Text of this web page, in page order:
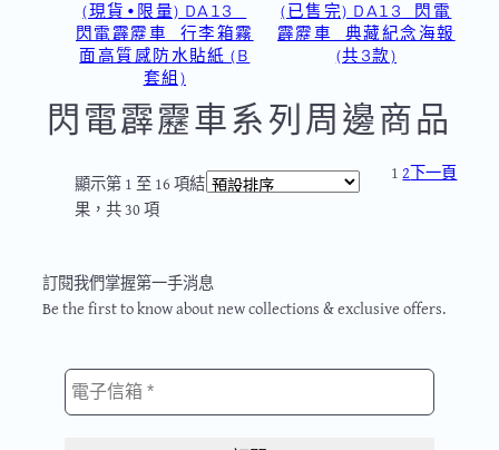
(現貨•限量) DA13_
閃電霹靂車_行李箱霧
面高質感防水貼紙 (B
套組)
(已售完) DA13_閃電
霹靂車_典藏紀念海報
(共3款)
閃電霹靂車系列周邊商品
1 2下一頁
顯示第 1 至 16 項結
果，共 30 項
訂閱我們掌握第一手消息
Be the first to know about new collections & exclusive offers.